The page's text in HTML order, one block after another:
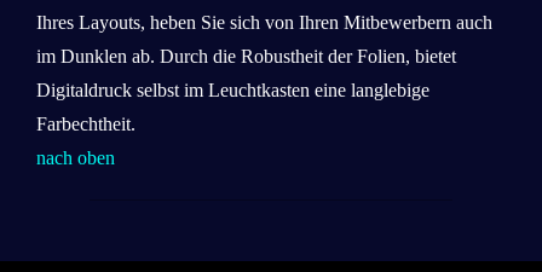
Ihres Layouts, heben Sie sich von Ihren Mitbewerbern auch
im Dunklen ab. Durch die Robustheit der Folien, bietet
Digitaldruck selbst im Leuchtkasten eine langlebige
Farbechtheit.
nach oben